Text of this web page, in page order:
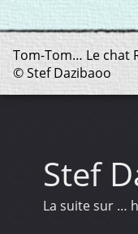
Tom-Tom… Le chat
© Stef Dazibaoo
Stef
La suite sur …